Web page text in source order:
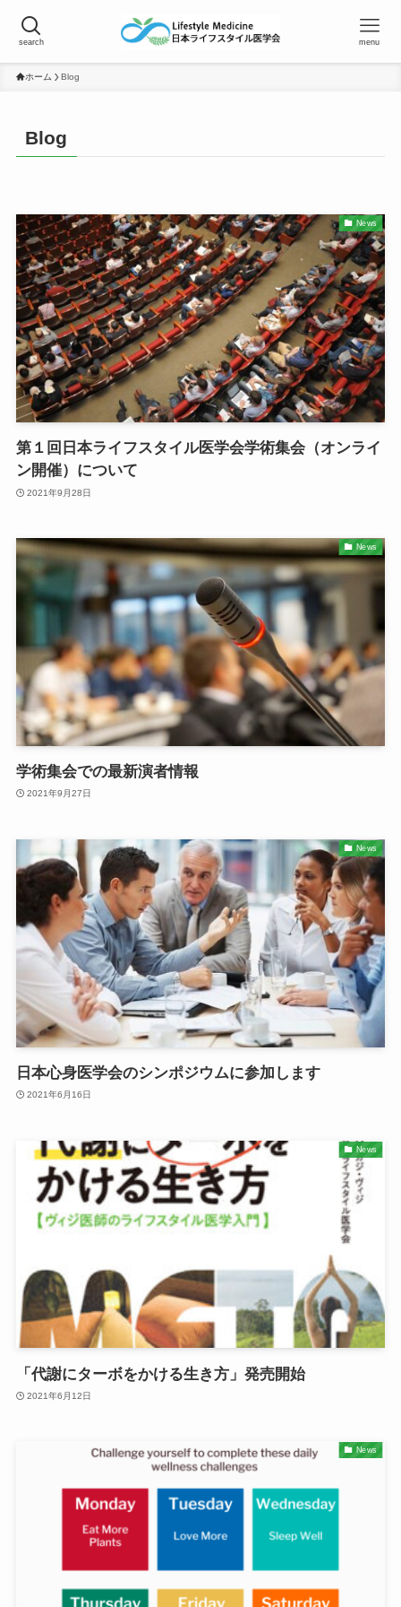
search menu
ホーム Blog
Blog
News
第１回日本ライフスタイル医学会学術集会（オンライ
ン開催）について
2021年9月28日
News
学術集会での最新演者情報
2021年9月27日
News
日本心身医学会のシンポジウムに参加します
2021年6月16日
News
「代謝にターボをかける生き方」発売開始
2021年6月12日
News